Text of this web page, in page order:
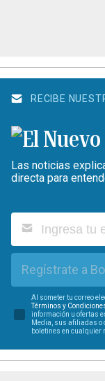
RECIBE
Las noticias
directa para
Regístrate a
Al someter tu correo
Términos y
información u ofertas
Media, sus afiliadas o
boletines en cualquier